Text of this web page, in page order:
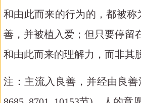
和由此而来的行为的，都被
善，并被植入爱；但只要停留
和由此而来的理解力，而非其
注：主流入良善，并经由良